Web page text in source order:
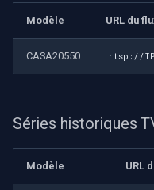
Modèle URL du
CASA20550 rtsp://
Séries historiques
Modèle URL